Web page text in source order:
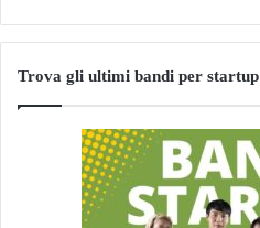
Trova gli ultimi bandi per startup